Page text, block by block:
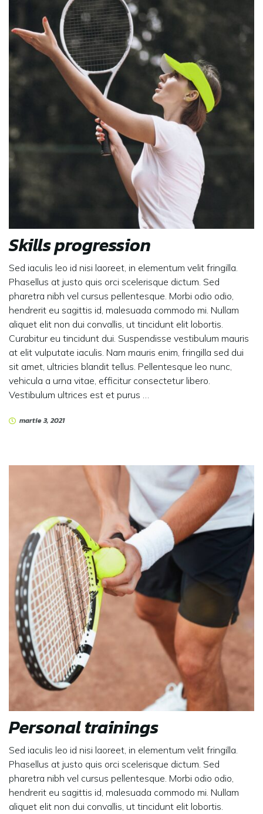
Skills progression
Sed iaculis leo id nisi laoreet, in elementum velit fringilla.
Phasellus at justo quis orci scelerisque dictum. Sed
pharetra nibh vel cursus pellentesque. Morbi odio odio,
hendrerit eu sagittis id, malesuada commodo mi. Nullam
aliquet elit non dui convallis, ut tincidunt elit lobortis.
Curabitur eu tincidunt dui. Suspendisse vestibulum mauris
at elit vulputate iaculis. Nam mauris enim, fringilla sed dui
sit amet, ultricies blandit tellus. Pellentesque leo nunc,
vehicula a urna vitae, efficitur consectetur libero.
Vestibulum ultrices est et purus …
martie 3, 2021
Personal trainings
Sed iaculis leo id nisi laoreet, in elementum velit fringilla.
Phasellus at justo quis orci scelerisque dictum. Sed
pharetra nibh vel cursus pellentesque. Morbi odio odio,
hendrerit eu sagittis id, malesuada commodo mi. Nullam
aliquet elit non dui convallis, ut tincidunt elit lobortis.